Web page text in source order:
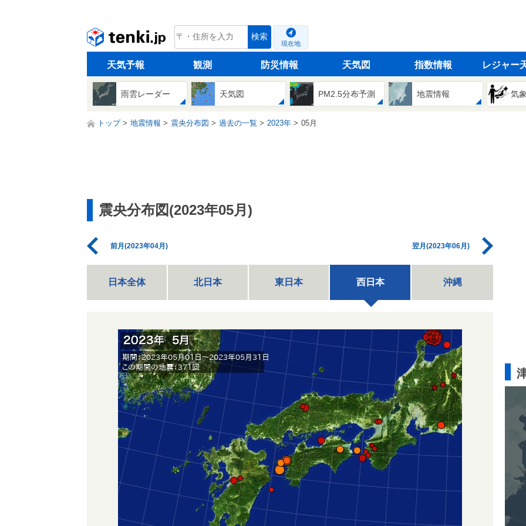
tenki.jp 検索
現在地
天気予報 観測 防災情報 天気図 指数情報 レジャー
雨雲レーダー 天気図 PM2.5分布予測 地震情報 気
トップ 地震情報 震央分布図 過去の一覧 2023年 05月
震央分布図(2023年05月)
前月(2023年04月) 翌月(2023年06月)
日本全体 北日本 東日本 西日本 沖縄